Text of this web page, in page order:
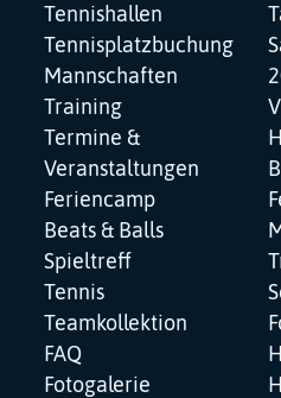
Tennishallen
Tennisplatzbuchung
Mannschaften
Training
Termine &
Veranstaltungen
Feriencamp
Beats & Balls
Spieltreff
Tennis
Teamkollektion
FAQ
Fotogalerie